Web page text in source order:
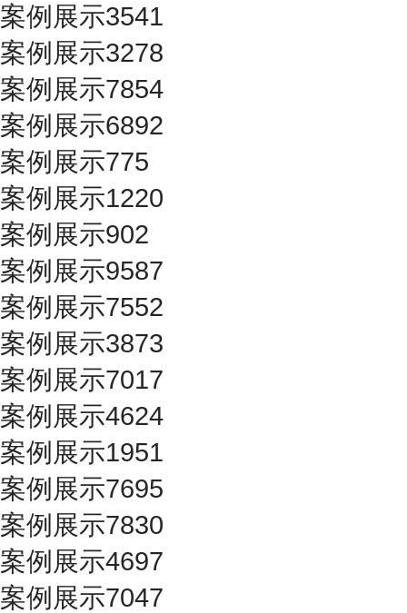
案例展示3541
案例展示3278
案例展示7854
案例展示6892
案例展示775
案例展示1220
案例展示902
案例展示9587
案例展示7552
案例展示3873
案例展示7017
案例展示4624
案例展示1951
案例展示7695
案例展示7830
案例展示4697
案例展示7047